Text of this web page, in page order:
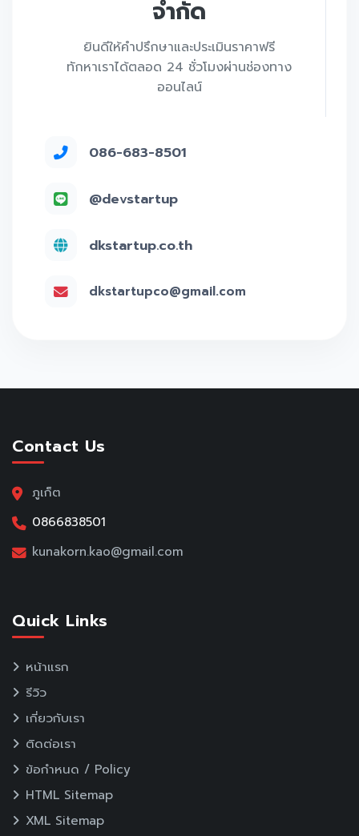
จำกัด
ยินดีให้คำปรึกษาและประเมินราคาฟรี
ทักหาเราได้ตลอด 24 ชั่วโมงผ่านช่องทาง
ออนไลน์
086-683-8501
@devstartup
dkstartup.co.th
dkstartupco@gmail.com
Contact Us
ภูเก็ต
0866838501
kunakorn.kao@gmail.com
Quick Links
หน้าแรก
รีวิว
เกี่ยวกับเรา
ติดต่อเรา
ข้อกำหนด / Policy
HTML Sitemap
XML Sitemap